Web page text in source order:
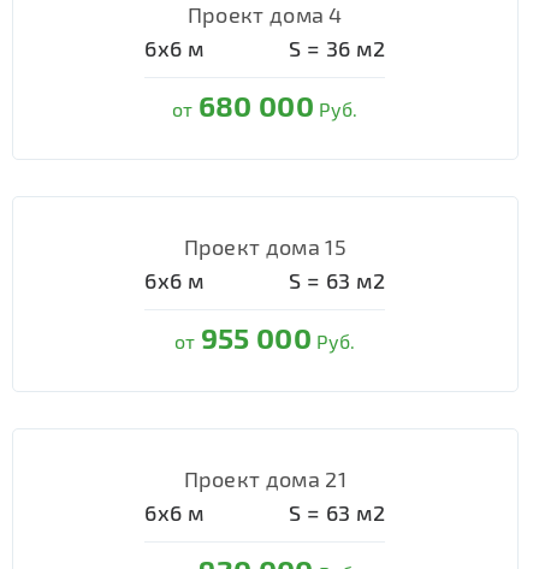
Проект дома 4
6х6 м S = 36 м2
от 680 000 Руб.
Проект дома 15
6х6 м S = 63 м2
от 955 000 Руб.
Проект дома 21
6х6 м S = 63 м2